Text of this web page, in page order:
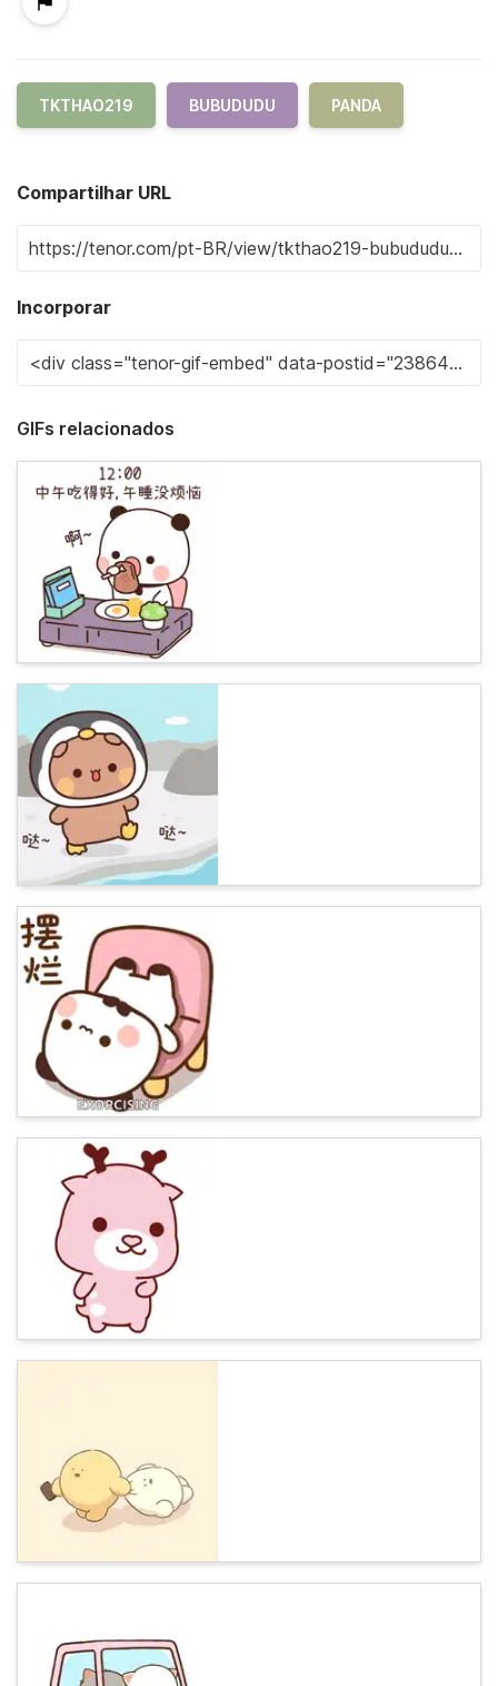
TKTHAO219 BUBUDUDU PANDA
Compartilhar URL
Incorporar
GIFs relacionados